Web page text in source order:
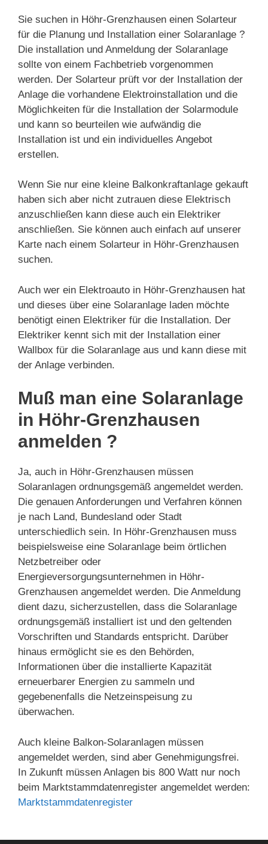
Sie suchen in Höhr-Grenzhausen einen Solarteur
für die Planung und Installation einer Solaranlage ?
Die installation und Anmeldung der Solaranlage
sollte von einem Fachbetrieb vorgenommen
werden. Der Solarteur prüft vor der Installation der
Anlage die vorhandene Elektroinstallation und die
Möglichkeiten für die Installation der Solarmodule
und kann so beurteilen wie aufwändig die
Installation ist und ein individuelles Angebot
erstellen.
Wenn Sie nur eine kleine Balkonkraftanlage gekauft
haben sich aber nicht zutrauen diese Elektrisch
anzuschließen kann diese auch ein Elektriker
anschließen. Sie können auch einfach auf unserer
Karte nach einem Solarteur in Höhr-Grenzhausen
suchen.
Auch wer ein Elektroauto in Höhr-Grenzhausen hat
und dieses über eine Solaranlage laden möchte
benötigt einen Elektriker für die Installation. Der
Elektriker kennt sich mit der Installation einer
Wallbox für die Solaranlage aus und kann diese mit
der Anlage verbinden.
Muß man eine Solaranlage
in Höhr-Grenzhausen
anmelden ?
Ja, auch in Höhr-Grenzhausen müssen
Solaranlagen ordnungsgemäß angemeldet werden.
Die genauen Anforderungen und Verfahren können
je nach Land, Bundesland oder Stadt
unterschiedlich sein. In Höhr-Grenzhausen muss
beispielsweise eine Solaranlage beim örtlichen
Netzbetreiber oder
Energieversorgungsunternehmen in Höhr-
Grenzhausen angemeldet werden. Die Anmeldung
dient dazu, sicherzustellen, dass die Solaranlage
ordnungsgemäß installiert ist und den geltenden
Vorschriften und Standards entspricht. Darüber
hinaus ermöglicht sie es den Behörden,
Informationen über die installierte Kapazität
erneuerbarer Energien zu sammeln und
gegebenenfalls die Netzeinspeisung zu
überwachen.
Auch kleine Balkon-Solaranlagen müssen
angemeldet werden, sind aber Genehmigungsfrei.
In Zukunft müssen Anlagen bis 800 Watt nur noch
beim Marktstammdatenregister angemeldet werden:
Marktstammdatenregister